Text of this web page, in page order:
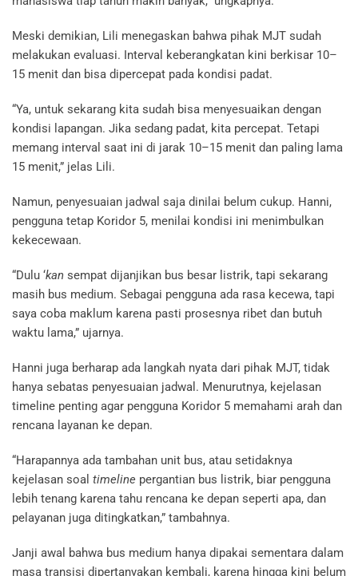
Meski demikian, Lili menegaskan bahwa pihak MJT sudah
melakukan evaluasi. Interval keberangkatan kini berkisar 10–
15 menit dan bisa dipercepat pada kondisi padat.
“Ya, untuk sekarang kita sudah bisa menyesuaikan dengan
kondisi lapangan. Jika sedang padat, kita percepat. Tetapi
memang interval saat ini di jarak 10–15 menit dan paling lama
15 menit,” jelas Lili.
Namun, penyesuaian jadwal saja dinilai belum cukup. Hanni,
pengguna tetap Koridor 5, menilai kondisi ini menimbulkan
kekecewaan.
“Dulu ‘kan sempat dijanjikan bus besar listrik, tapi sekarang
masih bus medium. Sebagai pengguna ada rasa kecewa, tapi
saya coba maklum karena pasti prosesnya ribet dan butuh
waktu lama,” ujarnya.
Hanni juga berharap ada langkah nyata dari pihak MJT, tidak
hanya sebatas penyesuaian jadwal. Menurutnya, kejelasan
timeline penting agar pengguna Koridor 5 memahami arah dan
rencana layanan ke depan.
“Harapannya ada tambahan unit bus, atau setidaknya
kejelasan soal timeline pergantian bus listrik, biar pengguna
lebih tenang karena tahu rencana ke depan seperti apa, dan
pelayanan juga ditingkatkan,” tambahnya.
Janji awal bahwa bus medium hanya dipakai sementara dalam
masa transisi dipertanyakan kembali, karena hingga kini belum